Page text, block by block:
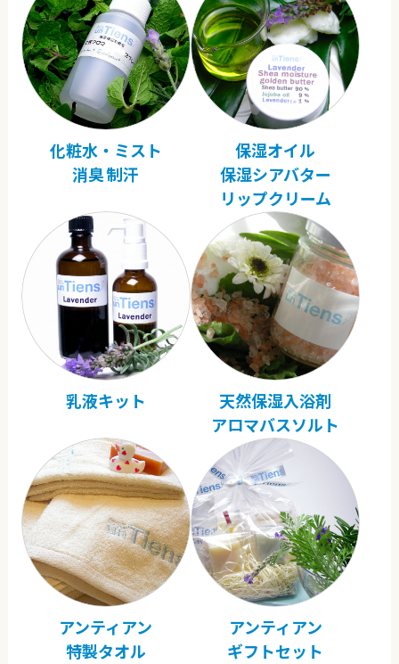
化粧水・ミスト
消臭 制汗
保湿オイル
保湿シアバター
リップクリーム
乳液キット
天然保湿入浴剤
アロマバスソルト
アンティアン
特製タオル
アンティアン
ギフトセット